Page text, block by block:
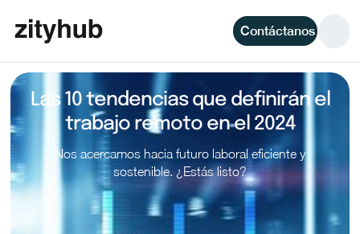
Contáctanos
Las 10 tendencias que definirán el
trabajo remoto en el 2024
Nos acercamos hacia futuro laboral eficiente y
sostenible. ¿Estás listo?